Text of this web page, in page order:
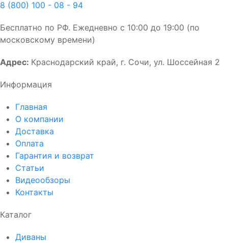
8 (800) 100 - 08 - 94
Бесплатно по РФ. Ежедневно с 10:00 до 19:00 (по
московскому времени)
Адрес: Краснодарский край, г. Сочи, ул. Шоссейная 2
Информация
Главная
О компании
Доставка
Оплата
Гарантия и возврат
Статьи
Видеообзоры
Контакты
Каталог
Диваны